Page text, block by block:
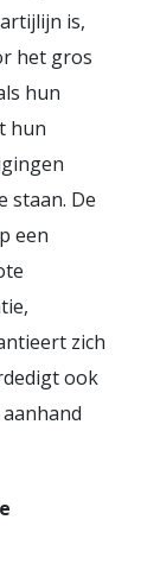
is,
het gros
hun
hun
staan. De
een
zich
ook